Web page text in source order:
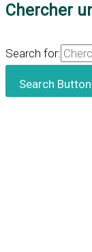
Chercher
Search for:
Search Button